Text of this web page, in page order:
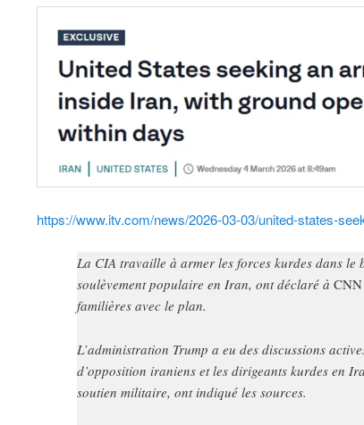
https://www.itv.com/news/2026-03-03/united-states-
La CIA travaille à armer les forces kurdes dans le
soulèvement populaire en Iran, ont déclaré à CNN
familières avec le plan.
L’administration Trump a eu des discussions
d’opposition iraniens et les dirigeants kurdes en
soutien militaire, ont indiqué les sources.